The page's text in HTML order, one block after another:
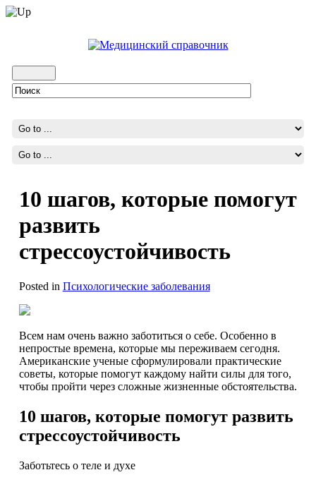
10 шагов, которые помогут
развить
стрессоустойчивость
Posted in Психологические заболевания
Всем нам очень важно заботиться о себе. Особенно в
непростые времена, которые мы переживаем сегодня.
Американские ученые сформулировали практические
советы, которые помогут каждому найти силы для того,
чтобы пройти через сложные жизненные обстоятельства.
10 шагов, которые помогут развить
стрессоустойчивость
Заботьтесь о теле и духе